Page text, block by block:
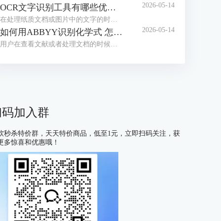
OCR文字识别工具有哪些优点 OCR文字识别工具哪款最好用 2026-05-14
如何用ABBYY识别化学式 怎么用ABBYY识别数学公式 2026-05-14
加入群
秒杀特价群，天天特价商品，低至1元，立即扫码关注，获
多惊喜和优惠哦！